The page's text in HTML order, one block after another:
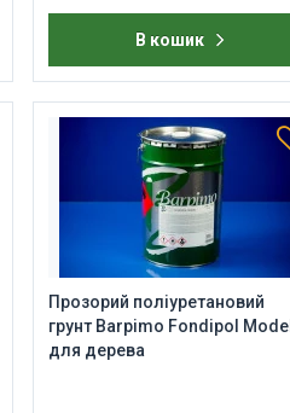
В кошик
Прозорий поліуретановий
грунт Barpimo Fondipol Model
для дерева